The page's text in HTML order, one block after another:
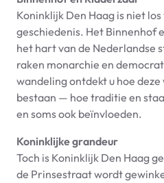
Koninklijk Den Haag is niet
geschiedenis. Het Binnenhof
het hart van de Nederlandse
raken monarchie en
wandeling ontdekt u hoe
bestaan — hoe traditie en
en soms ook beïnvloeden.
Koninklijke grandeur
Toch is Koninklijk Den Haag
de Prinsestraat wordt